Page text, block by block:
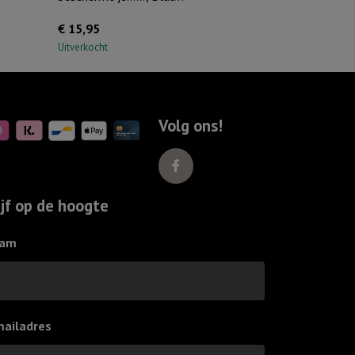
€ 15,95
Uitverkocht
Volg ons!
op de hoogte